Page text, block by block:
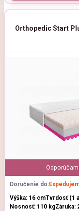
Orthopedic Start
Doručenie do:
Výška: 16 cmTvrdosť (1
Nosnosť: 110 kgZáruka: